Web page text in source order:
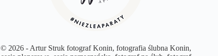
© 2026 - Artur Struk fotograf Konin, fotografia ślubna Konin,